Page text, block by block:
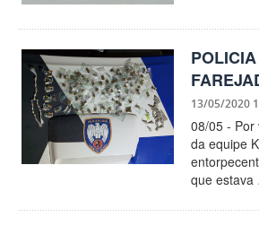
13/05/2020
08/05 - Por
da equipe
que